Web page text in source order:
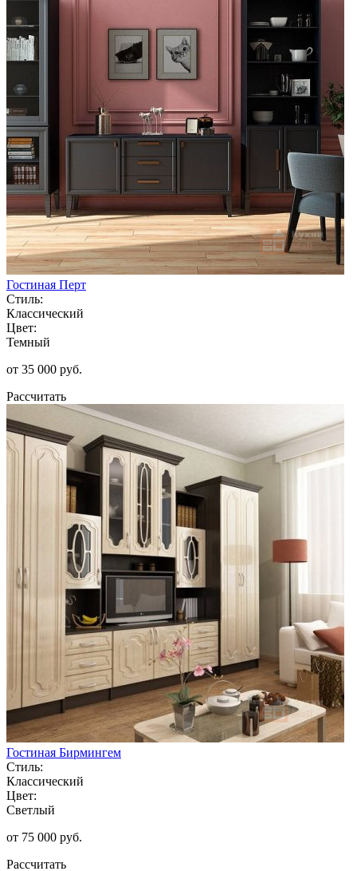
Гостиная Перт
Стиль:
Классический
Цвет:
Темный
от 35 000 руб.
Рассчитать
Гостиная Бирмингем
Стиль:
Классический
Цвет:
Светлый
от 75 000 руб.
Рассчитать